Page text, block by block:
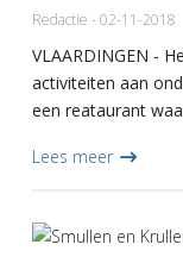
Redactie - 02-11-2018
VLAARDINGEN -
activiteiten aan
een reataurant
vr...
Lees meer